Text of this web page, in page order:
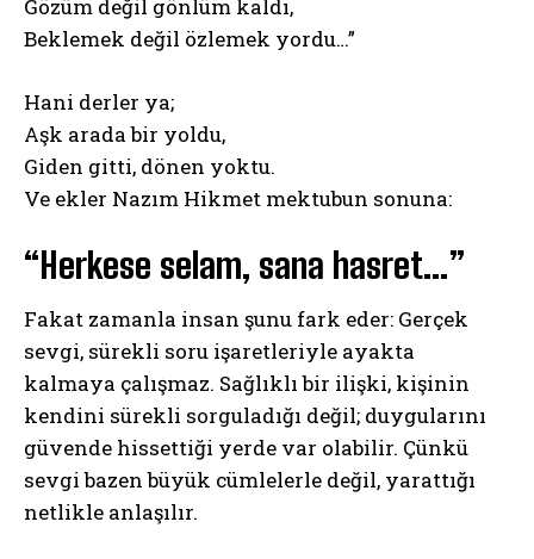
Gözüm değil gönlüm kaldı,
Beklemek değil özlemek yordu…”
Hani derler ya;
Aşk arada bir yoldu,
Giden gitti, dönen yoktu.
Ve ekler Nazım Hikmet mektubun sonuna:
“Herkese selam, sana hasret…”
Fakat zamanla insan şunu fark eder: Gerçek
sevgi, sürekli soru işaretleriyle ayakta
kalmaya çalışmaz. Sağlıklı bir ilişki, kişinin
kendini sürekli sorguladığı değil; duygularını
güvende hissettiği yerde var olabilir. Çünkü
sevgi bazen büyük cümlelerle değil, yarattığı
netlikle anlaşılır.